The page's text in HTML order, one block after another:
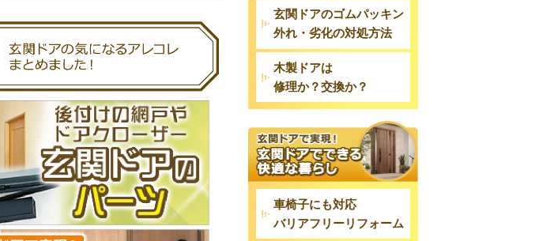
玄関ドアのゴムパッキン
外れ・劣化の対処方法
木製ドアは
修理か？交換か？
車椅子にも対応
バリアフリーリフォーム